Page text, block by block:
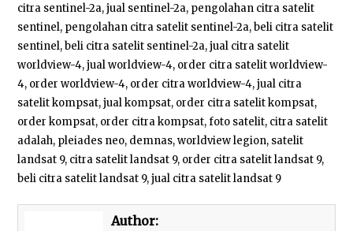
citra sentinel-2a, jual sentinel-2a, pengolahan citra satelit
sentinel, pengolahan citra satelit sentinel-2a, beli citra satelit
sentinel, beli citra satelit sentinel-2a, jual citra satelit
worldview-4, jual worldview-4, order citra satelit worldview-
4, order worldview-4, order citra worldview-4, jual citra
satelit kompsat, jual kompsat, order citra satelit kompsat,
order kompsat, order citra kompsat, foto satelit, citra satelit
adalah, pleiades neo, demnas, worldview legion, satelit
landsat 9, citra satelit landsat 9, order citra satelit landsat 9,
beli citra satelit landsat 9, jual citra satelit landsat 9
Author: